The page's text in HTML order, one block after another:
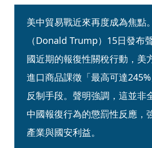
美中貿易戰近來再度成為焦點
（Donald Trump）15日發布
國近期的報復性關稅行動，美
進口商品課徵「最高可達
反制手段。聲明強調，這並非
中國報復行為的懲罰性反應，
產業與國安利益。